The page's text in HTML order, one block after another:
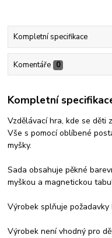
Kompletní specifikace
Komentáře 0
Kompletní
Vzdělávací hra, kde se děti
Vše s pomocí oblíbené
myšky.
Sada obsahuje pěkné
myškou a magnetickou
Výrobek splňuje požadavky
Výrobek není vhodný pro